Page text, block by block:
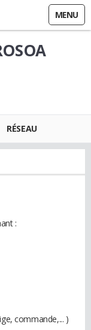
MENU
RÉSEAU
:
commande,... )